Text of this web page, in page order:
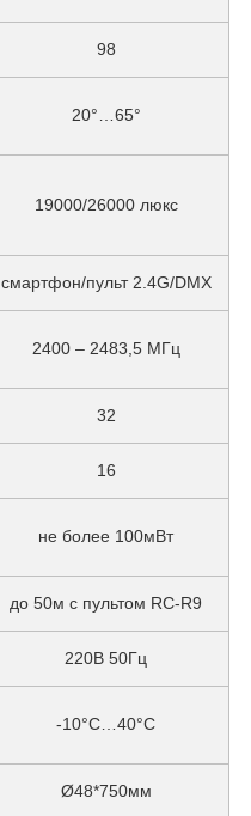
98
20°…65°
19000/26000 люкс
смартфон/пульт 2.4G/DMX
2400 – 2483,5 МГц
32
16
не более 100мВт
до 50м с пультом RC-R9
220В 50Гц
-10°С…40°С
Ø48*750мм